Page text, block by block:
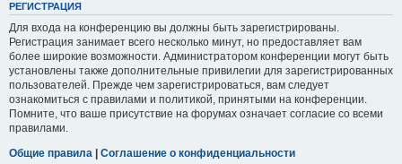
РЕГИСТРАЦИЯ
Для входа на конференцию вы должны быть зарегистрированы.
Регистрация занимает всего несколько минут, но предоставляет вам
более широкие возможности. Администратором конференции могут быть
установлены также дополнительные привилегии для зарегистрированных
пользователей. Прежде чем зарегистрироваться, вам следует
ознакомиться с правилами и политикой, принятыми на конференции.
Помните, что ваше присутствие на форумах означает согласие со всеми
правилами.
Общие правила | Соглашение о конфиденциальности